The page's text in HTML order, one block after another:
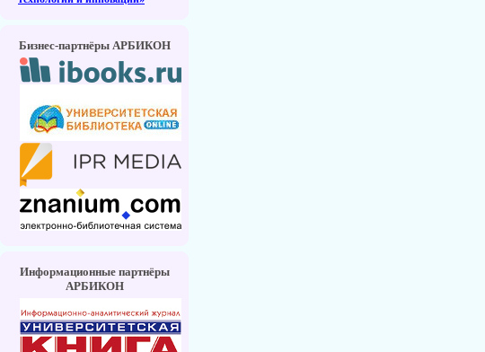
Бизнес-партнёры АРБИКОН
Информационные партнёры
АРБИКОН